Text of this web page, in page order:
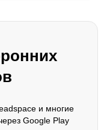
и многие
Google Play